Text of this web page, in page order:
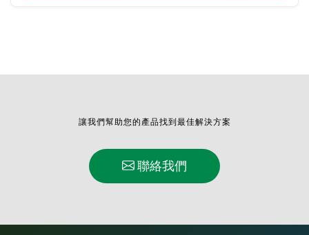
讓我們幫助您的產品找到最佳解決方案
聯絡我們